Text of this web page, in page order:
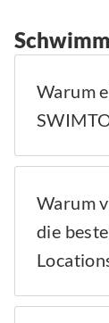
Warum
Warum
die